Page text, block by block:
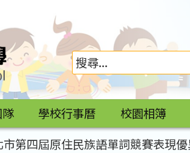
學校行事曆 校園相簿
第四屆原住民族語單詞競賽表現